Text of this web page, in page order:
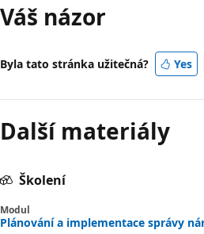
Váš názor
Byla tato stránka užitečná? Yes
Další materiály
Školení
Modul
Plánování a implementace správy